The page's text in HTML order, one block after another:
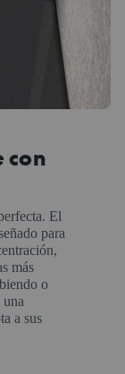
con
El
para
más
o
a sus